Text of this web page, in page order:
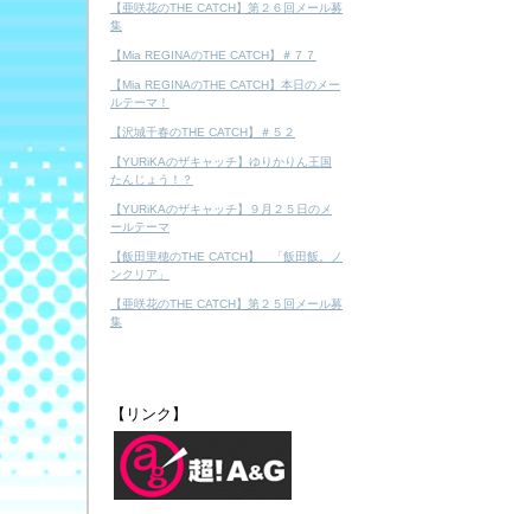
【亜咲花のTHE CATCH】第２６回メール募
集
【Mia REGINAのTHE CATCH】＃７７
【Mia REGINAのTHE CATCH】本日のメー
ルテーマ！
【沢城千春のTHE CATCH】＃５２
【YURiKAのザキャッチ】ゆりかりん王国
たんじょう！？
【YURiKAのザキャッチ】９月２５日のメ
ールテーマ
【飯田里穂のTHE CATCH】 「飯田飯。ノ
ンクリア」
【亜咲花のTHE CATCH】第２５回メール募
集
【リンク】